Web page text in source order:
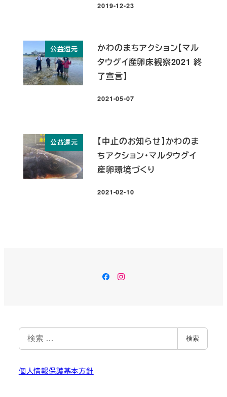
投稿日
2019-12-23
公益還元
かわのまちアクション【マル
タウグイ産卵床観察2021 終
了宣言】
投稿日
2021-05-07
公益還元
【中止のお知らせ】かわのま
ちアクション・マルタウグイ
産卵環境づくり
投稿日
2021-02-10
Facebook
Instagram
検
索
検索
個人情報保護基本方針